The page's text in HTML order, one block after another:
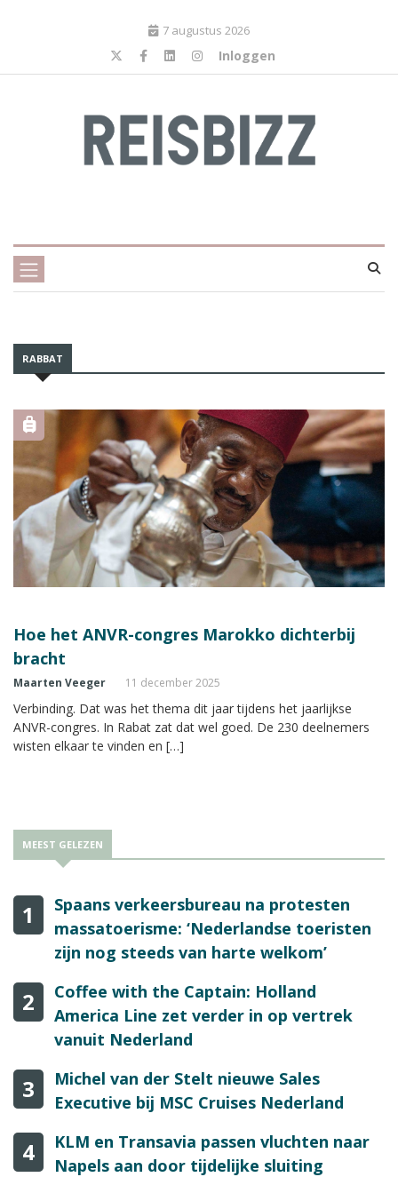
7 augustus 2026
Inloggen
RABBAT
Hoe het ANVR-congres Marokko dichterbij
bracht
Maarten Veeger 11 december 2025
Verbinding. Dat was het thema dit jaar tijdens het jaarlijkse
ANVR-congres. In Rabat zat dat wel goed. De 230 deelnemers
wisten elkaar te vinden en […]
MEEST GELEZEN
1
Spaans verkeersbureau na protesten
massatoerisme: ‘Nederlandse toeristen
zijn nog steeds van harte welkom’
2
Coffee with the Captain: Holland
America Line zet verder in op vertrek
vanuit Nederland
3
Michel van der Stelt nieuwe Sales
Executive bij MSC Cruises Nederland
4
KLM en Transavia passen vluchten naar
Napels aan door tijdelijke sluiting